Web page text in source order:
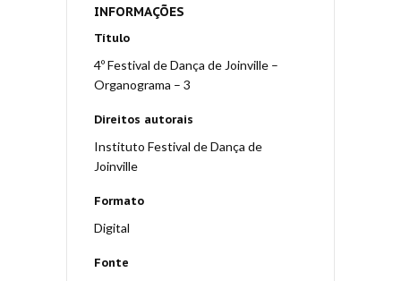
INFORMAÇÕES
Título
4º Festival de Dança de Joinville –
Organograma – 3
Direitos autorais
Instituto Festival de Dança de
Joinville
Formato
Digital
Fonte